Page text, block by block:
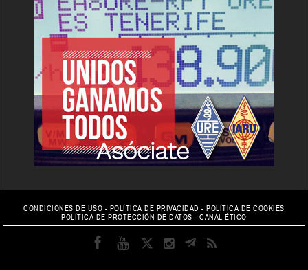
CONDICIONES DE USO - POLÍTICA DE PRIVACIDAD - POLÍTICA DE COOKIES
POLÍTICA DE PROTECCIÓN DE DATOS -CANAL ÉTICO